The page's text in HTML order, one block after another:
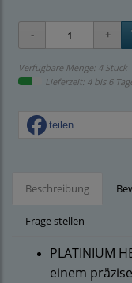
Verfügbare Menge: 4 Stück
Lieferzeit: 4 bis 6
teilen
Beschreibung
Frage stellen
PLATINIUM
einem